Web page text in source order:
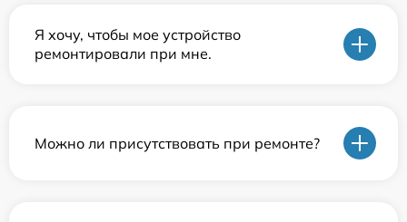
Я хочу, чтобы мое устройство
ремонтировали при мне.
Можно ли присутствовать при ремонте?